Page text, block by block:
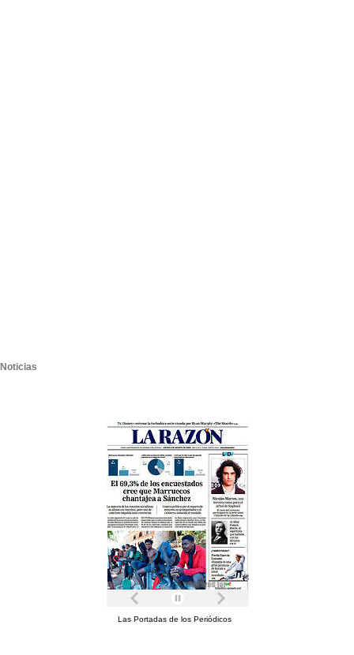
Noticias
Las Portadas de los Periódicos